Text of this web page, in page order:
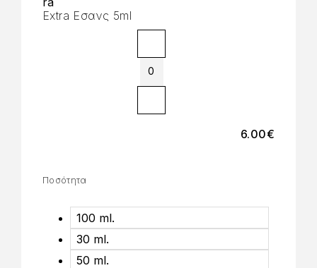
Extra Εσανς 5ml
6.00€
Ποσότητα
100 ml.
30 ml.
50 ml.